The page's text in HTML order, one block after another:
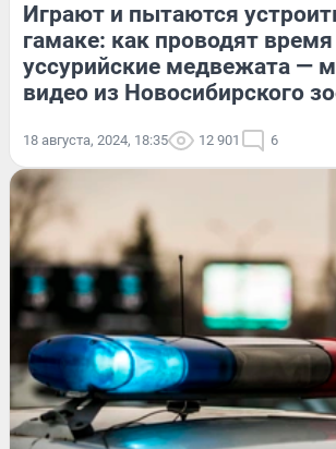
Играют и пытаются
гамаке: как проводят время
уссурийские медвежата —
видео из Новосибирского
18 августа, 2024, 18:35 12 901 6